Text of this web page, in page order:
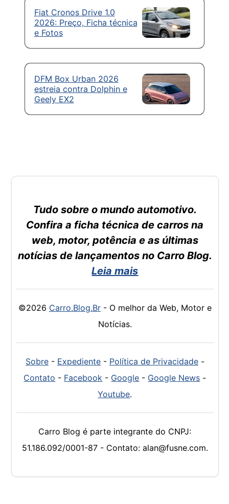
Fiat Cronos Drive 1.0
2026: Preço, Ficha técnica
e Fotos
DFM Box Urban 2026
estreia contra Dolphin e
Geely EX2
Tudo sobre o mundo automotivo.
Confira a ficha técnica de carros na
web, motor, potência e as últimas
notícias de lançamentos no Carro Blog.
Leia mais
©2026 Carro.Blog.Br- O melhor da Web, Motor e
Notícias.
Sobre- Expediente- Política de Privacidade-
Contato - Facebook - Google - Google News -
Youtube.
Carro Blog é parte integrante do CNPJ:
51.186.092/0001-87 - Contato: alan@fusne.com.